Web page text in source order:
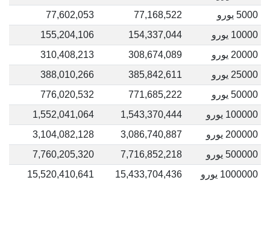
5000 يورو 77,168,522
77,602,053
10000 يورو
154,337,044
155,204,106
20000 يورو
308,674,089
310,408,213
25000 يورو
385,842,611
388,010,266
50000 يورو
771,685,222
776,020,532
100000 يورو
1,543,370,444
1,552,041,064
200000 يورو
3,086,740,887
3,104,082,128
500000 يورو
7,716,852,218
7,760,205,320
1000000 يورو
15,433,704,436
15,520,410,641